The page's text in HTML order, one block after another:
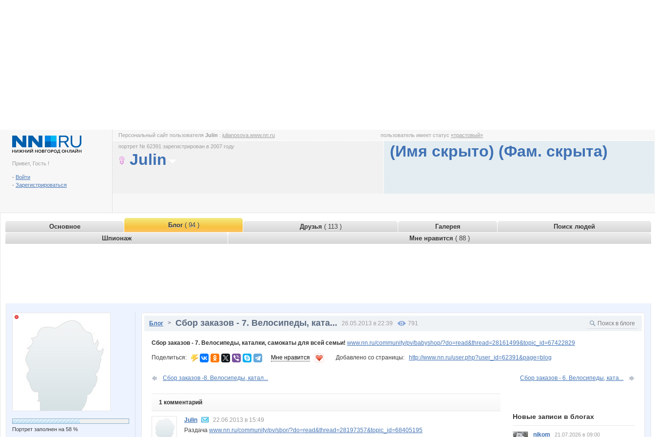
Привет, Гость !
- Войти
- Зарегистрироваться
Персональный сайт пользователя Julin : julianosova.www.nn.ru пользователь имеет статус«трастовый»
портрет № 62391 зарегистрирован в 2007 году
Julin (Имя скрыто) (Фам. скрыта)
Основное Блог( 94 ) Друзья ( 113 ) Галерея
Поиск людей
Шпионаж
Мне нравится ( 88 )
Портрет заполнен на 58 %
Блог > Сбор заказов - 7. Велосипеды, ката... 26.05.2013 в 22:39 791
Сбор заказов - 7. Велосипеды, каталки, самокаты для всей семьи! www.nn.ru/community/pv/babyshop/?do=read&thread=28161499&topic_id=67422829
Поделиться: Мне нравится Добавлено со страницы: http://www.nn.ru/user.php?user_id=62391&page=blog
Сбор заказов -8. Велосипеды, катал... Сбор заказов - 6. Велосипеды, ката...
1 комментарий
Julin
22.06.2013 в 15:49
Раздача www.nn.ru/community/pv/sbor/?do=read&thread=28197357&topic_id=68405195
Новые записи в блогах
nikom 21.07.2026 в 09:00